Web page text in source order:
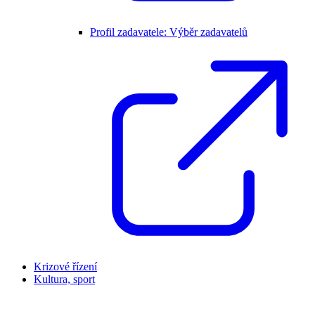
Profil zadavatele: Výběr zadavatelů
Krizové řízení
Kultura, sport